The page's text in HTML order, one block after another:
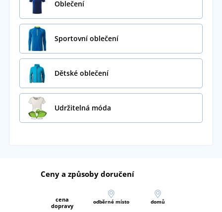
Oblečení
Sportovní oblečení
Dětské oblečení
Udržitelná móda
Ceny a způsoby doručení
cena
dopravy
odběrné místo domů